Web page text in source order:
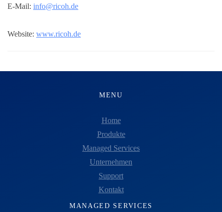
E-Mail: info@ricoh.de
Website: www.ricoh.de
MENU
Home
Produkte
Managed Services
Unternehmen
Support
Kontakt
MANAGED SERVICES